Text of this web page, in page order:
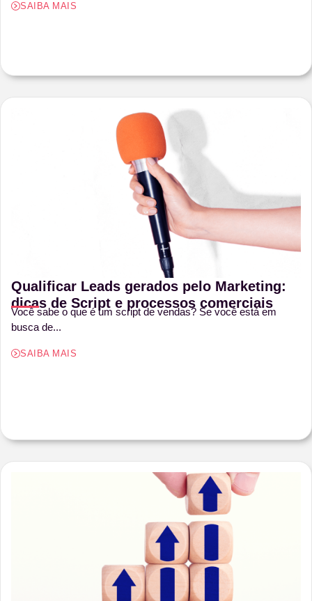
SAIBA MAIS
Qualificar Leads gerados pelo Marketing:
dicas de Script e processos comerciais
Você sabe o que é um script de vendas? Se você está em
busca de...
SAIBA MAIS